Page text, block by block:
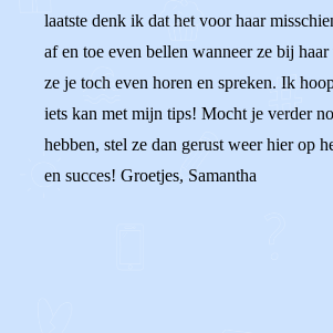
laatste denk ik dat het voor haar
af en toe even bellen wanneer ze bij
ze je toch even horen en spreken. Ik
iets kan met mijn tips! Mocht je verder
hebben, stel ze dan gerust weer hier op
en succes! Groetjes, Samantha